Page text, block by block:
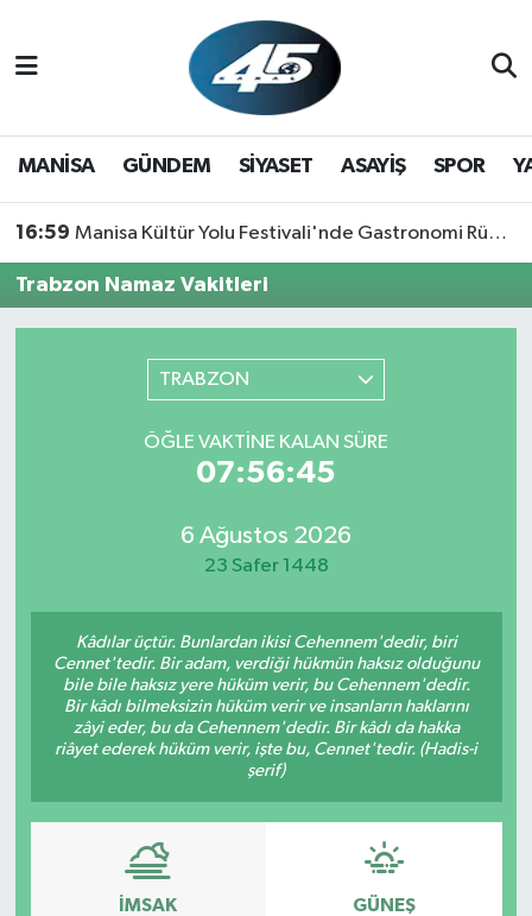
MANİSA GÜNDEM SİYASET ASAYİŞ SPOR
16:59 Manisa Kültür Yolu Festivali'nde Gastronomi Rüzgarı: Lezzetin Yıldızı "Manisa Kebabı" Oldu!
Trabzon Namaz Vakitleri
TRABZON
ÖĞLE VAKTİNE KALAN SÜRE
07:56:45
6 Ağustos 2026
23 Safer 1448
Kâdılar üçtür. Bunlardan ikisi Cehennem'dedir, biri
Cennet'tedir. Bir adam, verdiği hükmün haksız olduğunu
bile bile haksız yere hüküm verir, bu Cehennem'dedir.
Bir kâdı bilmeksizin hüküm verir ve insanların haklarını
zâyi eder, bu da Cehennem'dedir. Bir kâdı da hakka
riâyet ederek hüküm verir, işte bu, Cennet'tedir. (Hadis-i
şerif)
İMSAK GÜNEŞ
GÜNDEM
SPOR
RESMİ REKLAM
Hava Durumu
Trafik Durumu
Son Dakika Haberleri